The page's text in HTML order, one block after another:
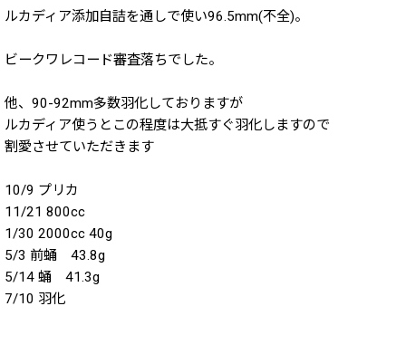
ルカディア添加自詰を通しで使い96.5mm(不全)。
ビークワレコード審査落ちでした。
他、90-92mm多数羽化しておりますが
ルカディア使うとこの程度は大抵すぐ羽化しますので
割愛させていただきます
10/9 プリカ
11/21 800cc
1/30 2000cc 40g
5/3 前蛹 43.8g
5/14 蛹 41.3g
7/10 羽化
2012年